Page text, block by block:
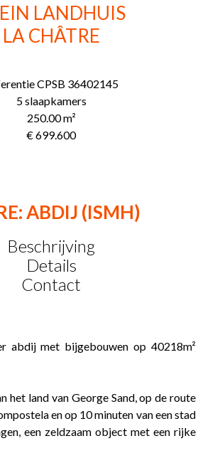
LANDHUIS
LA CHÂTRE
CPSB 36402145
5 slaapkamers
250.00m²
€ 699.600
ABDIJ (ISMH)
Beschrijving
Details
Contact
abdij met bijgebouwen op 40218m²
het land van George Sand, op de route
en op 10 minuten van een stad
een zeldzaam object met een rijke